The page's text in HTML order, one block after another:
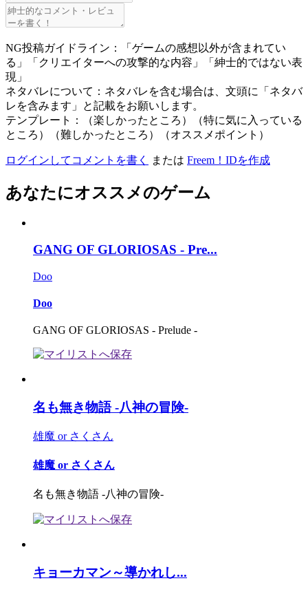
NG投稿ガイドライン：「ゲームの感想以外が含まれてい
る」「クリエイターへの攻撃的な内容」「紳士的ではない表
現」
ネタバレについて：ネタバレを含む場合は、文頭に「ネタバ
レを含みます」と記載をお願いします。
テンプレート：（楽しかったところ）（特に気に入っている
ところ）（難しかったところ）（オススメポイント）
ログインしてコメントを書く または Freem！IDを作成
あなたにオススメのゲーム
GANG OF GLORIOSAS - Pre...
Doo
Doo
GANG OF GLORIOSAS - Prelude -
名も無き物語 -八神の冒険-
雄魔 or さくさん
雄魔 or さくさん
名も無き物語 -八神の冒険-
キョーカマン～導かれし...